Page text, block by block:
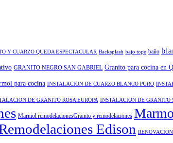
Y CUARZO QUEDA ESPECTACULAR Backsplash bajo tope baño
GRANITO NEGRO SAN GABRIEL Granito para cocina en
para cocina INSTALACION DE CUARZO BLANCO PURO
DE GRANITO ROSA EUROPA INSTALACION DE GRANITO
Marmol remodelacionesGranito y remodelaciones
Edison